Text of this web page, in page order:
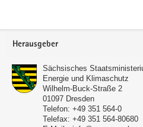
Service
Herausgeber
Sächsisches
Energie und Klimaschutz
Wilhelm-Buck-Straße 2
01097 Dresden
Telefon: +49 351 564-0
Telefax: +49 351 564-80680